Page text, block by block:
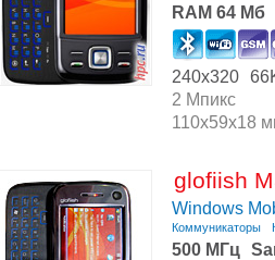
RAM 64 Мб
240x320
2 Мпикс
110x59x18
glofiish
Windows
Коммуникаторы
500 МГц